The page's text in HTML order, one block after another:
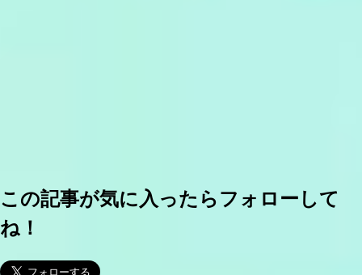
この記事が気に入ったらフォローして
ね！